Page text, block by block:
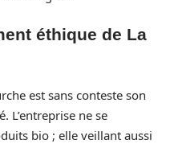
éthique de La
est sans conteste son
L’entreprise ne se
bio ; elle veillant aussi